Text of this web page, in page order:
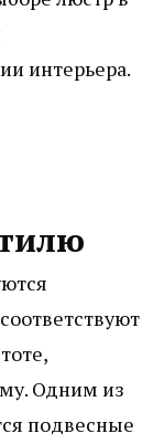
интерьера.
Одним из
подвесные